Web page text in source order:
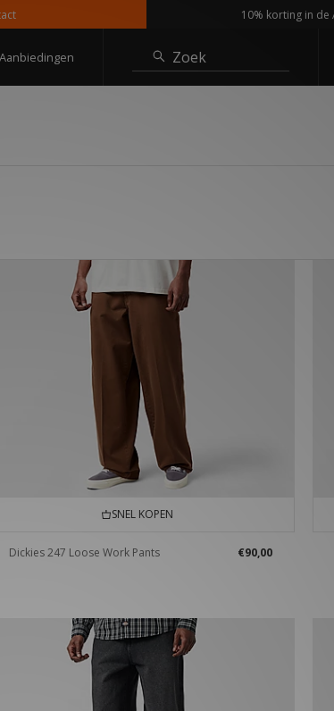
10% korting in de APP
Aanbiedingen Zoek
SNEL KOPEN
Dickies 247 Loose Work Pants €90,00